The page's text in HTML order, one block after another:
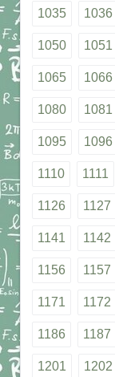
1035 1036
1050 1051
1065 1066
1080 1081
1095 1096
1110 1111
1126 1127
1141 1142
1156 1157
1171 1172
1186 1187
1201 1202